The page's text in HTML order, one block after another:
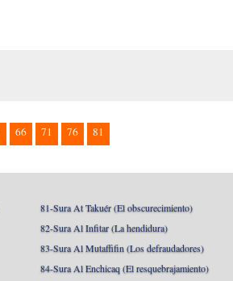
66 71 76 81
81-Sura At Takuér (El obscurecimiento)
82-Sura Al Infitar (La hendidura)
83-Sura Al Mutaffifin (Los defraudadores)
84-Sura Al Enchicaq (El resquebrajamiento)